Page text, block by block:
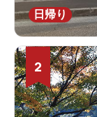
日帰り
2